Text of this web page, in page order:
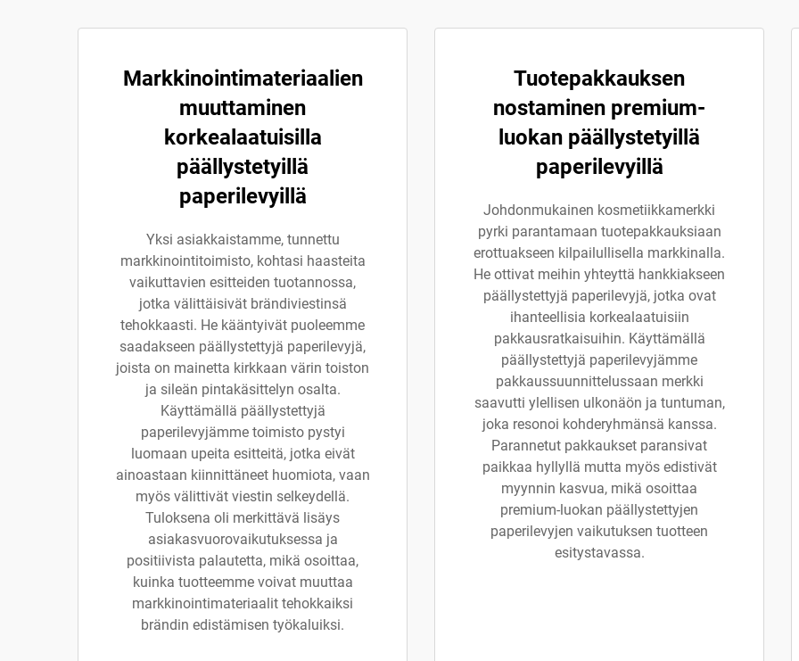
Markkinointimateriaalien
muuttaminen
korkealaatuisilla
päällystetyillä
paperilevyillä
Yksi asiakkaistamme, tunnettu
markkinointitoimisto, kohtasi haasteita
vaikuttavien esitteiden tuotannossa,
jotka välittäisivät brändiviestinsä
tehokkaasti. He kääntyivät puoleemme
saadakseen päällystettyjä paperilevyjä,
joista on mainetta kirkkaan värin toiston
ja sileän pintakäsittelyn osalta.
Käyttämällä päällystettyjä
paperilevyjämme toimisto pystyi
luomaan upeita esitteitä, jotka eivät
ainoastaan kiinnittäneet huomiota, vaan
myös välittivät viestin selkeydellä.
Tuloksena oli merkittävä lisäys
asiakasvuorovaikutuksessa ja
positiivista palautetta, mikä osoittaa,
kuinka tuotteemme voivat muuttaa
markkinointimateriaalit tehokkaiksi
brändin edistämisen työkaluiksi.
Tuotepakkauksen
nostaminen premium-
luokan päällystetyillä
paperilevyillä
Johdonmukainen kosmetiikkamerkki
pyrki parantamaan tuotepakkauksiaan
erottuakseen kilpailullisella markkinalla.
He ottivat meihin yhteyttä hankkiakseen
päällystettyjä paperilevyjä, jotka ovat
ihanteellisia korkealaatuisiin
pakkausratkaisuihin. Käyttämällä
päällystettyjä paperilevyjämme
pakkaussuunnittelussaan merkki
saavutti ylellisen ulkonäön ja tuntuman,
joka resonoi kohderyhmänsä kanssa.
Parannetut pakkaukset paransivat
paikkaa hyllyllä mutta myös edistivät
myynnin kasvua, mikä osoittaa
premium-luokan päällystettyjen
paperilevyjen vaikutuksen tuotteen
esitystavassa.